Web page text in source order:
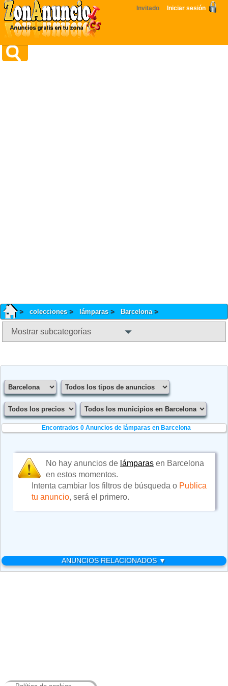
Invitado Iniciar sesión
colecciones lámparas Barcelona
Mostrar subcategorías
Encontrados 0 Anuncios de lámparas en Barcelona
No hay anuncios de lámparas en Barcelona
en estos momentos.
Intenta cambiar los filtros de búsqueda o Publica
tu anuncio, será el primero.
ANUNCIOS RELACIONADOS ▼